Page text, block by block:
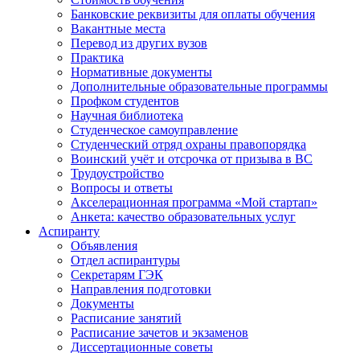
Банковские реквизиты для оплаты обучения
Вакантные места
Перевод из других вузов
Практика
Нормативные документы
Дополнительные образовательные программы
Профком студентов
Научная библиотека
Студенческое самоуправление
Студенческий отряд охраны правопорядка
Воинский учёт и отсрочка от призыва в ВС
Трудоустройство
Вопросы и ответы
Акселерационная программа «Мой стартап»
Анкета: качество образовательных услуг
Аспиранту
Объявления
Отдел аспирантуры
Секретарям ГЭК
Направления подготовки
Документы
Расписание занятий
Расписание зачетов и экзаменов
Диссертационные советы